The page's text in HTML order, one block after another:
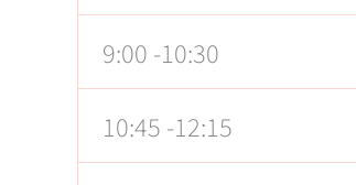
9:00 -10:30
10:45 -12:15